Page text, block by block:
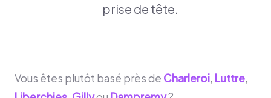
prise de tête.
Vous êtes plutôt basé près de Charleroi, Luttre,